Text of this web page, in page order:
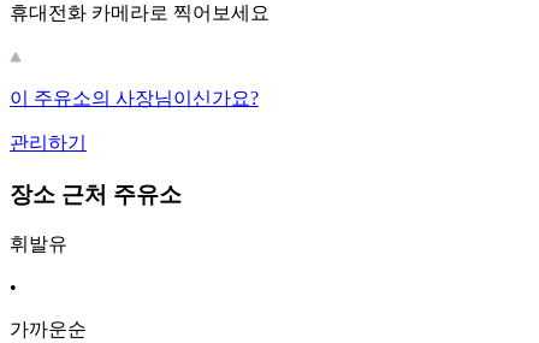
휴대전화 카메라로 찍어보세요
이 주유소의 사장님이신가요?
관리하기
장소 근처 주유소
휘발유
•
가까운순